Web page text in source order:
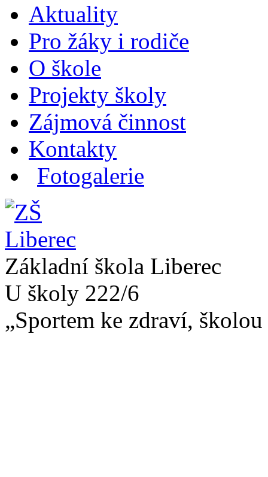
Aktuality
Pro žáky i rodiče
O škole
Projekty školy
Zájmová činnost
Kontakty
Fotogalerie
Základní škola Liberec
U školy 222/6
„Sportem ke zdraví,